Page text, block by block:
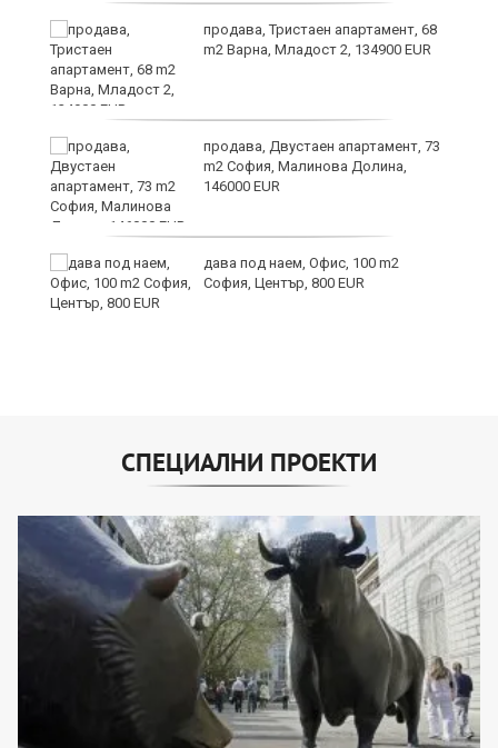
продава, Тристаен апартамент, 68
m2 Варна, Младост 2, 134900 EUR
продава, Двустаен апартамент, 73
m2 София, Малинова Долина,
146000 EUR
дава под наем, Офис, 100 m2
София, Център, 800 EUR
СПЕЦИАЛНИ ПРОЕКТИ